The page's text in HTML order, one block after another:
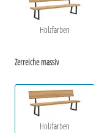
Holzfarben
Zerreiche massiv
Holzfarben